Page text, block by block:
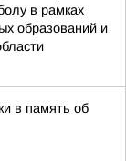
в рамках
образований и
в память об